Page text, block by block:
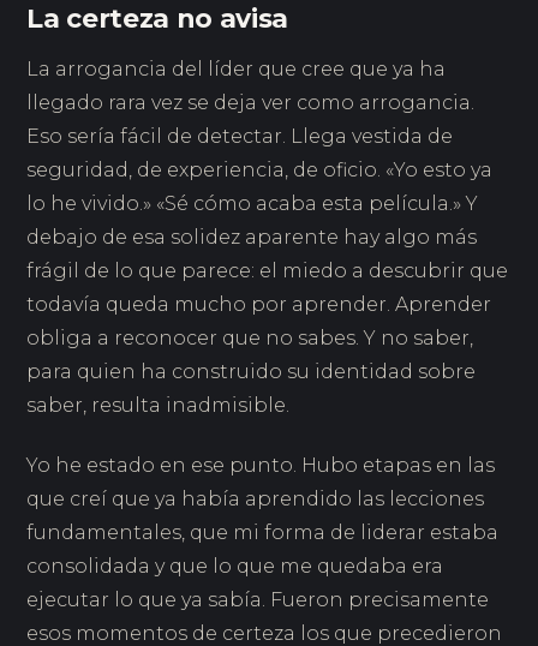
La certeza no avisa
La arrogancia del líder que cree que ya ha
llegado rara vez se deja ver como arrogancia.
Eso sería fácil de detectar. Llega vestida de
seguridad, de experiencia, de oficio. «Yo esto ya
lo he vivido.» «Sé cómo acaba esta película.» Y
debajo de esa solidez aparente hay algo más
frágil de lo que parece: el miedo a descubrir que
todavía queda mucho por aprender. Aprender
obliga a reconocer que no sabes. Y no saber,
para quien ha construido su identidad sobre
saber, resulta inadmisible.
Yo he estado en ese punto. Hubo etapas en las
que creí que ya había aprendido las lecciones
fundamentales, que mi forma de liderar estaba
consolidada y que lo que me quedaba era
ejecutar lo que ya sabía. Fueron precisamente
esos momentos de certeza los que precedieron